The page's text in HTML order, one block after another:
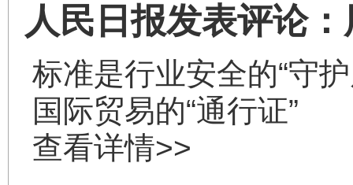
人民日报发表评论
标准是行业安全的“守
国际贸易的“通行证”
查看详情>>